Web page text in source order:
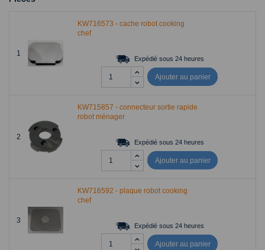
1
KW716573 - cache robot cooking
chef
Expédié sous 24 heures
Ajouter au panier
2
KW715857 - connecteur sortie rapide
robot ménager
Expédié sous 24 heures
Ajouter au panier
3
KW716592 - plaque robot cooking
chef
Expédié sous 24 heures
Ajouter au panier